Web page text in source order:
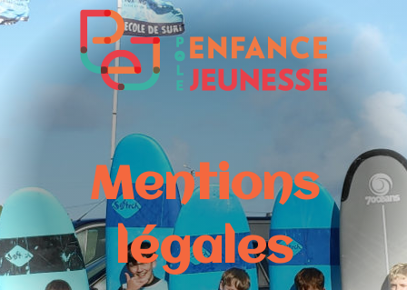
Mentions
légales